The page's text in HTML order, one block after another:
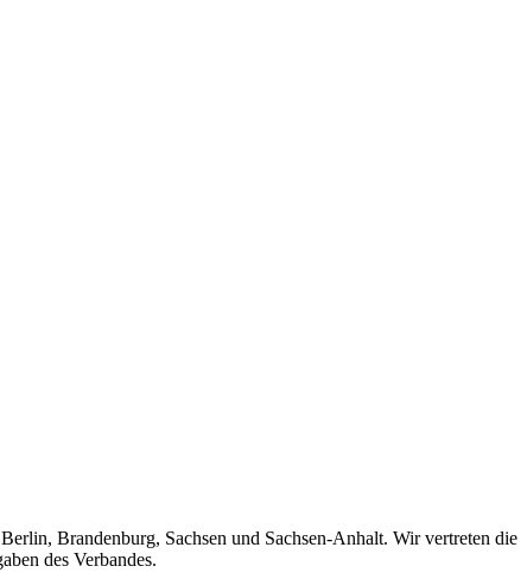
Brandenburg, Sachsen und Sachsen-Anhalt. Wir vertreten die
des Verbandes.